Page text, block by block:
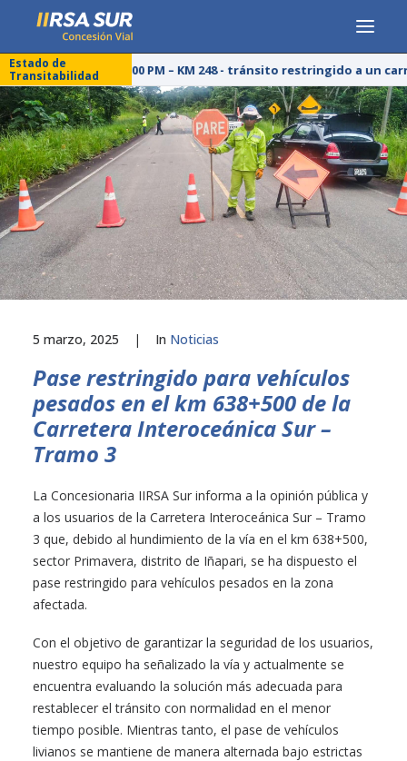
CONCESIONARIA
SERVICIOS
RESPONSABILIDAD SOCIAL
PUBLICACIONES
PRENSA
LÍNEA DE ÉTICA
Estado de
Transitabilidad
25/07/26 – 03:00 PM – KM 248 - tránsito restringido a un
5 marzo, 2025 | In Noticias
Pase restringido para vehículos
pesados en el km 638+500 de la
Carretera Interoceánica Sur –
Tramo 3
La Concesionaria IIRSA Sur informa a la opinión pública y
a los usuarios de la Carretera Interoceánica Sur – Tramo
3 que, debido al hundimiento de la vía en el km 638+500,
sector Primavera, distrito de Iñapari, se ha dispuesto el
pase restringido para vehículos pesados en la zona
afectada.
Con el objetivo de garantizar la seguridad de los usuarios,
nuestro equipo ha señalizado la vía y actualmente se
encuentra evaluando la solución más adecuada para
restablecer el tránsito con normalidad en el menor
tiempo posible. Mientras tanto, el pase de vehículos
livianos se mantiene de manera alternada bajo estrictas